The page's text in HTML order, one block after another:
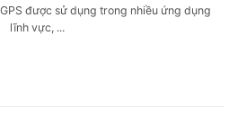
được sử dụng trong nhiều ứng dụng
lĩnh vực, ...